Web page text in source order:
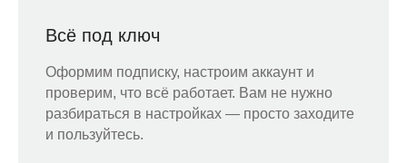
Всё под ключ
Оформим подписку, настроим аккаунт и
проверим, что всё работает. Вам не нужно
разбираться в настройках — просто заходите
и пользуйтесь.